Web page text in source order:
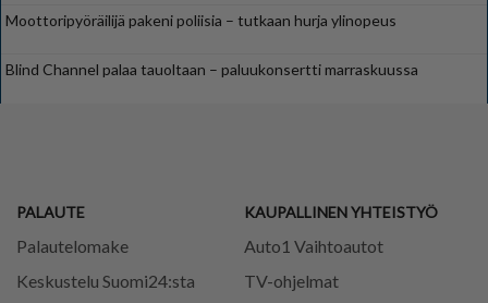
Moottoripyöräilijä pakeni poliisia – tutkaan hurja ylinopeus
Blind Channel palaa tauoltaan – paluukonsertti marraskuussa
PALAUTE
Palautelomake
Keskustelu Suomi24:sta
KAUPALLINEN YHTEISTYÖ
Auto1 Vaihtoautot
TV-ohjelmat